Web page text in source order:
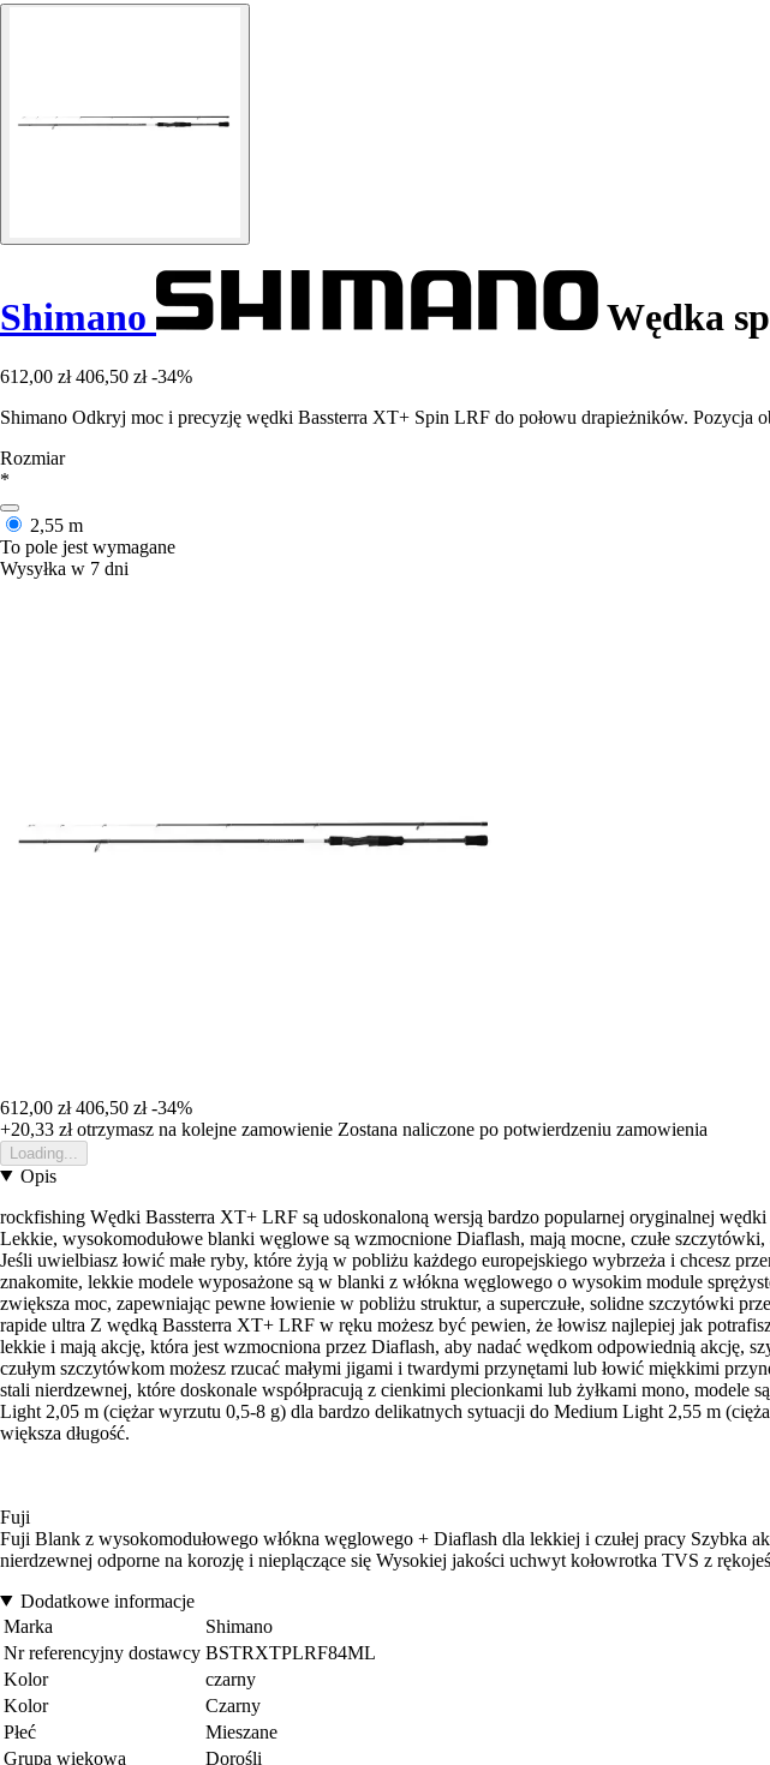
Shimano Wędka
612,00 zł 406,50 zł -34%
Shimano Odkryj moc i precyzję wędki Bassterra XT+ Spin LRF do połowu drapieżników. Pozycja
Rozmiar
*
2,55 m
To pole jest wymagane
Wysyłka w 7 dni
612,00 zł 406,50 zł -34%
+20,33 złotrzymasz na kolejne zamowienie Zostana naliczone po potwierdzeniu zamowienia
Loading...
Opis
rockfishing Wędki Bassterra XT+ LRF są udoskonaloną wersją bardzo popularnej oryginalnej
Lekkie, wysokomodułowe blanki węglowe są wzmocnione Diaflash, mają mocne, czułe
Jeśli uwielbiasz łowić małe ryby, które żyją w pobliżu każdego europejskiego wybrzeża i chcesz
znakomite, lekkie modele wyposażone są w blanki z włókna węglowego o wysokim module
zwiększa moc, zapewniając pewne łowienie w pobliżu struktur, a superczułe, solidne szczytówki
rapide ultra Z wędką Bassterra XT+ LRF w ręku możesz być pewien, że łowisz najlepiej jak
lekkie i mają akcję, która jest wzmocniona przez Diaflash, aby nadać wędkom odpowiednią akcję,
czułym szczytówkom możesz rzucać małymi jigami i twardymi przynętami lub łowić miękkimi
stali nierdzewnej, które doskonale współpracują z cienkimi plecionkami lub żyłkami mono,
Light 2,05 m (ciężar wyrzutu 0,5-8 g) dla bardzo delikatnych sytuacji do Medium Light 2,55 m
większa długość.
Fuji
Fuji Blank z wysokomodułowego włókna węglowego + Diaflash dla lekkiej i czułej pracy Szybka
nierdzewnej odporne na korozję i nieplączące się Wysokiej jakości uchwyt kołowrotka TVS z
Dodatkowe informacje
Marka
Shimano
Nr referencyjny dostawcy BSTRXTPLRF84ML
Kolor
czarny
Kolor
Czarny
Płeć
Mieszane
Grupa wiekowa
Dorośli